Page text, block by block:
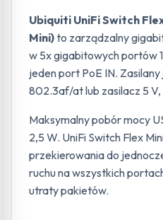
Ubiquiti UniFi Switch
Mini)to zarządzalny
w 5x gigabitowych portów
jeden port PoE IN.
802.3af/at lub zasilacz 5 V,
Maksymalny pobór mocy
2,5 W. UniFi Switch Flex
przekierowania do
ruchu na wszystkich
utraty pakietów.